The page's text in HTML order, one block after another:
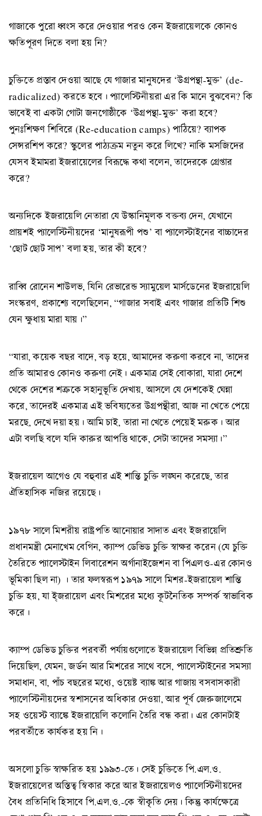
গাজাকে পুরো ধ্বংস করে দেওয়ার পরও কেন ইজরায়েলকে কোনও
ক্ষতিপূরণ দিতে বলা হয় নি?
চুক্তিতে প্রস্তাব দেওয়া আছে যে গাজার মানুষদের ‘উগ্রপন্থা-মুক্ত’ (de-
radicalized) করতে হবে। প্যালেস্টিনীয়রা এর কি মানে বুঝবেন? কি
ভাবেই বা একটা গোটা জনগোষ্ঠীকে ‘উগ্রপন্থা-মুক্ত’ করা হবে?
পুনঃশিক্ষণ শিবিরে (Re-education camps) পাঠিয়ে? ব্যাপক
সেন্সরশিপ করে? স্কুলের পাঠ্যক্রম নতুন করে লিখে? নাকি মসজিদের
যেসব ইমামরা ইজরায়েলের বিরূদ্ধে কথা বলেন, তাদেরকে গ্রেপ্তার
করে?
অন্যদিকে ইজরায়েলি নেতারা যে উস্কানিমূলক বক্তব্য দেন, যেখানে
প্রায়শই প্যালেস্টিনীয়দের ‘মানুষরূপী পশু’ বা প্যালেস্টাইনের বাচ্চাদের
‘ছোট ছোট সাপ’ বলা হয়, তার কী হবে?
রাব্বি রোনেন শাউলভ, যিনি রেভারেন্ড স্যামুয়েল মার্সডেনের ইজরায়েলি
সংস্করণ, প্রকাশ্যে বলেছিলেন, “গাজার সবাই এবং গাজার প্রতিটি শিশু
যেন ক্ষুধায় মারা যায়।”
“যারা, কয়েক বছর বাদে, বড় হয়ে, আমাদের করুণা করবে না, তাদের
প্রতি আমারও কোনও করুণা নেই। একমাত্র সেই বোকারা, যারা দেশে
থেকে দেশের শত্রুকে সহানুভূতি দেখায়, আসলে যে দেশকেই ঘেন্না
করে, তাদেরই একমাত্র এই ভবিষ্যতের উগ্রপন্থীরা, আজ না খেতে পেয়ে
মরছে, দেখে দয়া হয়। আমি চাই, তারা না খেতে পেয়েই মরুক। আর
এটা বলছি বলে যদি কারুর আপত্তি থাকে, সেটা তাদের সমস্যা।”
ইজরায়েল আগেও যে বহুবার এই শান্তি চুক্তি লঙ্ঘন করেছে, তার
ঐতিহাসিক নজির রয়েছে।
১৯৭৮ সালে মিশরীয় রাষ্ট্রপতি আনোয়ার সাদাত এবং ইজরায়েলি
প্রধানমন্ত্রী মেনাখেম বেগিন, ক্যাম্প ডেভিড চুক্তি স্বাক্ষর করেন (যে চুক্তি
তৈরিতে প্যালেস্টাইন লিবারেশন অর্গানাইজেশন বা পিএলও-এর কোনও
ভূমিকা ছিল না) । তার ফলস্বরূপ ১৯৭৯ সালে মিশর-ইজরায়েল শান্তি
চুক্তি হয়, যা ই্জরায়েল এবং মিশরের মধ্যে কূটনৈতিক সম্পর্ক স্বাভাবিক
করে।
ক্যাম্প ডেভিড চুক্তির পরবর্তী পর্যায়গুলোতে ইজরায়েল বিভিন্ন প্রতিশ্রুতি
দিয়েছিল, যেমন, জর্ডন আর মিশরের সাথে বসে, প্যালেস্টাইনের সমস্যা
সমাধান, বা, পাঁচ বছরের মধ্যে, ওয়েষ্ট ব্যাঙ্ক আর গাজায় বসবাসকারী
প্যালেস্টিনীয়দের স্বশাসনের অধিকার দেওয়া, আর পূর্ব জেরুজালেমে
সহ ওয়েস্ট ব্যাঙ্কে ইজরায়েলি কলোনি তৈরি বন্ধ করা। এর কোনটাই
পরবর্তীতে কার্যকর হয় নি।
অসলো চুক্তি স্বাক্ষরিত হয় ১৯৯৩-তে। সেই চুক্তিতে পি.এল.ও.
ইজরায়েলের অস্তিত্ব স্বিকার করে আর ইজরায়েলও প্যালেস্টিনীয়দের
বৈধ প্রতিনিধি হিসাবে পি.এল.ও.-কে স্বীকৃতি দেয়। কিন্তু কার্যক্ষেত্রে